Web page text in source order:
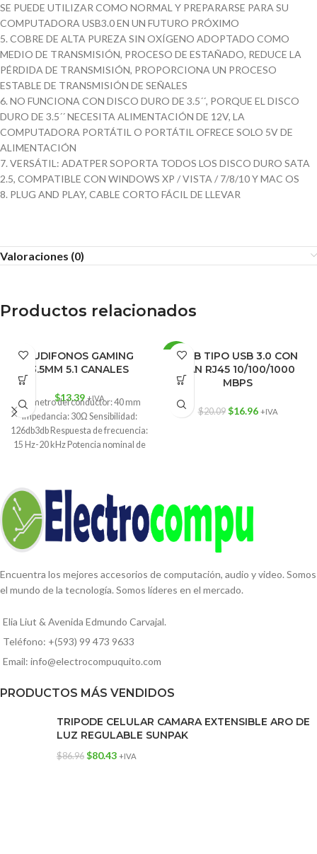
SE PUEDE UTILIZAR COMO NORMAL Y PREPARARSE PARA SU
COMPUTADORA USB3.0 EN UN FUTURO PRÓXIMO
5. COBRE DE ALTA PUREZA SIN OXÍGENO ADOPTADO COMO
MEDIO DE TRANSMISIÓN, PROCESO DE ESTAÑADO, REDUCE LA
PÉRDIDA DE TRANSMISIÓN, PROPORCIONA UN PROCESO
ESTABLE DE TRANSMISIÓN DE SEÑALES
6. NO FUNCIONA CON DISCO DURO DE 3.5´´, PORQUE EL DISCO
DURO DE 3.5´´ NECESITA ALIMENTACIÓN DE 12V, LA
COMPUTADORA PORTÁTIL O PORTÁTIL OFRECE SOLO 5V DE
ALIMENTACIÓN
7. VERSÁTIL: ADATPER SOPORTA TODOS LOS DISCO DURO SATA
2.5, COMPATIBLE CON WINDOWS XP / VISTA / 7/8/10 Y MAC OS
8. PLUG AND PLAY, CABLE CORTO FÁCIL DE LLEVAR
Valoraciones (0)
Productos relacionados
AUDIFONOS GAMING
3.5MM 5.1 CANALES
$13.39 +IVA
Diámetro del conductor: 40 mm
Impedancia: 30Ω Sensibilidad:
126db3db Respuesta de frecuencia:
15 Hz-20 kHz Potencia nominal de
-16%HUB TIPO USB 3.0 CON
LAN RJ45 10/100/1000
MBPS
$20.09 $16.96 +IVA
Encuentra los mejores accesorios de computación, audio y video. Somos
el mundo de la tecnología. Somos líderes en el mercado.
Elia Liut & Avenida Edmundo Carvajal.
Teléfono: +(593) 99 473 9633
Email: info@electrocompuquito.com
PRODUCTOS MÁS VENDIDOS
TRIPODE CELULAR CAMARA EXTENSIBLE ARO DE
LUZ REGULABLE SUNPAK
$86.96 $80.43 +IVA